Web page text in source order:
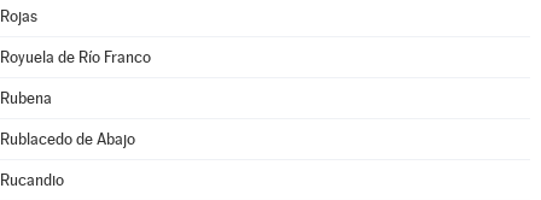
Rojas
Royuela de Río Franco
Rubena
Rublacedo de Abajo
Rucandio